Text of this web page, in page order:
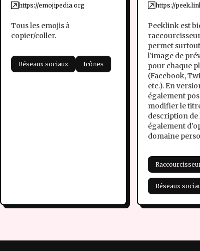
https://emojipedia.org
Tous les emojis à
copier/coller.
Réseaux sociaux Icônes
https://
Peeklink est
permet
l'image de
pour chaque
(Facebook,
etc.). En
également
modifier le
description de
également
domaine
Réseaux